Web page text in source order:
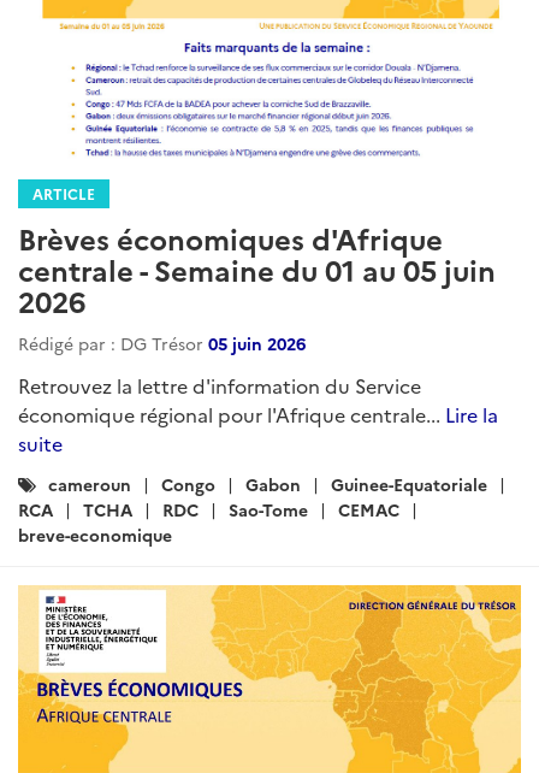
ARTICLE
Brèves économiques d'Afrique
centrale - Semaine du 01 au 05 juin
2026
Rédigé par : DG Trésor 05 juin 2026
Retrouvez la lettre d'information du Service
économique régional pour l'Afrique centrale... Lire la
suite
Catégories
:
cameroun Congo Gabon
Guinee-Equatoriale
RCA
TCHA RDC Sao-Tome
CEMAC
breve-economique